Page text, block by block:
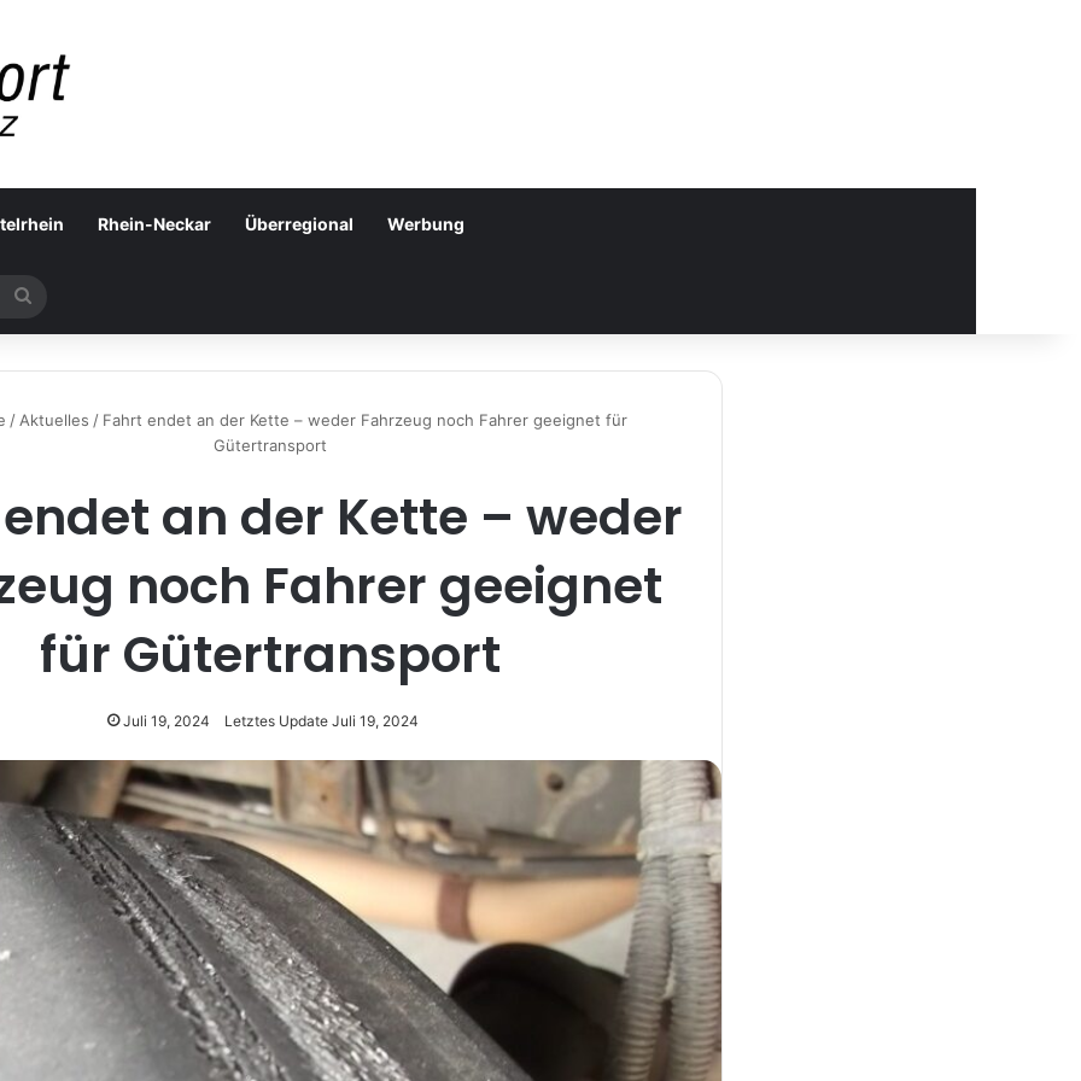
Rhein-Neckar Überregional Werbung
nach
/ Aktuelles / Fahrt endet an der Kette – weder Fahrzeug noch Fahrer geeignet für
Gütertransport
an der Kette – weder
noch Fahrer geeignet
für Gütertransport
Juli 19, 2024 Letztes Update Juli 19, 2024